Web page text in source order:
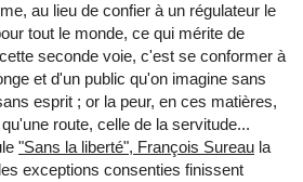
au lieu de confier à un régulateur le
tout le monde, ce qui mérite de
seconde voie, c'est se conformer à
et d'un public qu'on imagine sans
esprit ; or la peur, en ces matières,
route, celle de la servitude...
"Sans la liberté", François Sureau la
exceptions consenties finissent